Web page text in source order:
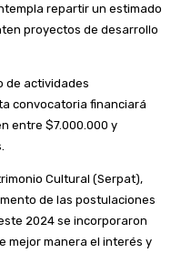
repartir un estimado
proyectos de desarrollo
de actividades
convocatoria financiará
entre $7.000.000 y
Cultural (Serpat),
de las postulaciones
2024 se incorporaron
mejor manera el interés y